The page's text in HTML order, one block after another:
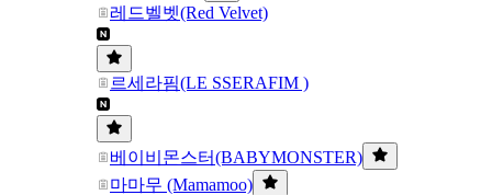
레드벨벳(Red Velvet)
르세라핌(LE SSERAFIM )
베이비몬스터(BABYMONSTER)
마마무 (Mamamoo)